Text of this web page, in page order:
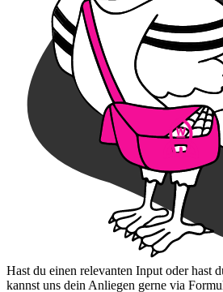
Hast du einen relevanten Input oder hast
kannst uns dein Anliegen gerne via